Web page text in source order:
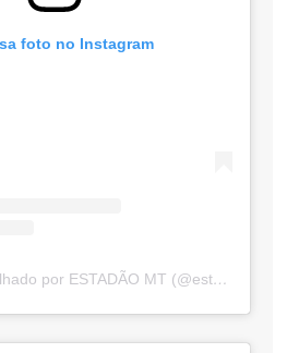
foto no Instagram
Um post compartilhado por ESTADÃO MT (@estadaomt)